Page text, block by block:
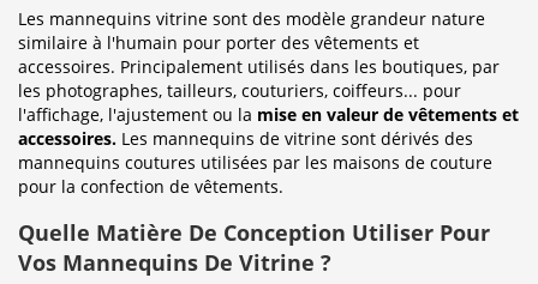
Les mannequins vitrine sont des modèle grandeur nature
similaire à l'humain pour porter des vêtements et
accessoires. Principalement utilisés dans les boutiques, par
les photographes, tailleurs, couturiers, coiffeurs... pour
l'affichage, l'ajustement ou la mise en valeur de vêtements et
accessoires. Les mannequins de vitrine sont dérivés des
mannequins coutures utilisées par les maisons de couture
pour la confection de vêtements.
Quelle Matière De Conception Utiliser Pour
Vos Mannequins De Vitrine ?